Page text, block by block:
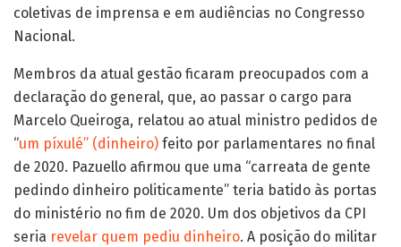
coletivas de imprensa e em audiências no Congresso
Nacional.
Membros da atual gestão ficaram preocupados com a
declaração do general, que, ao passar o cargo para
Marcelo Queiroga, relatou ao atual ministro pedidos de
“um píxulé” (dinheiro) feito por parlamentares no final
de 2020. Pazuello afirmou que uma “carreata de gente
pedindo dinheiro politicamente” teria batido às portas
do ministério no fim de 2020. Um dos objetivos da CPI
seria revelar quem pediu dinheiro. A posição do militar